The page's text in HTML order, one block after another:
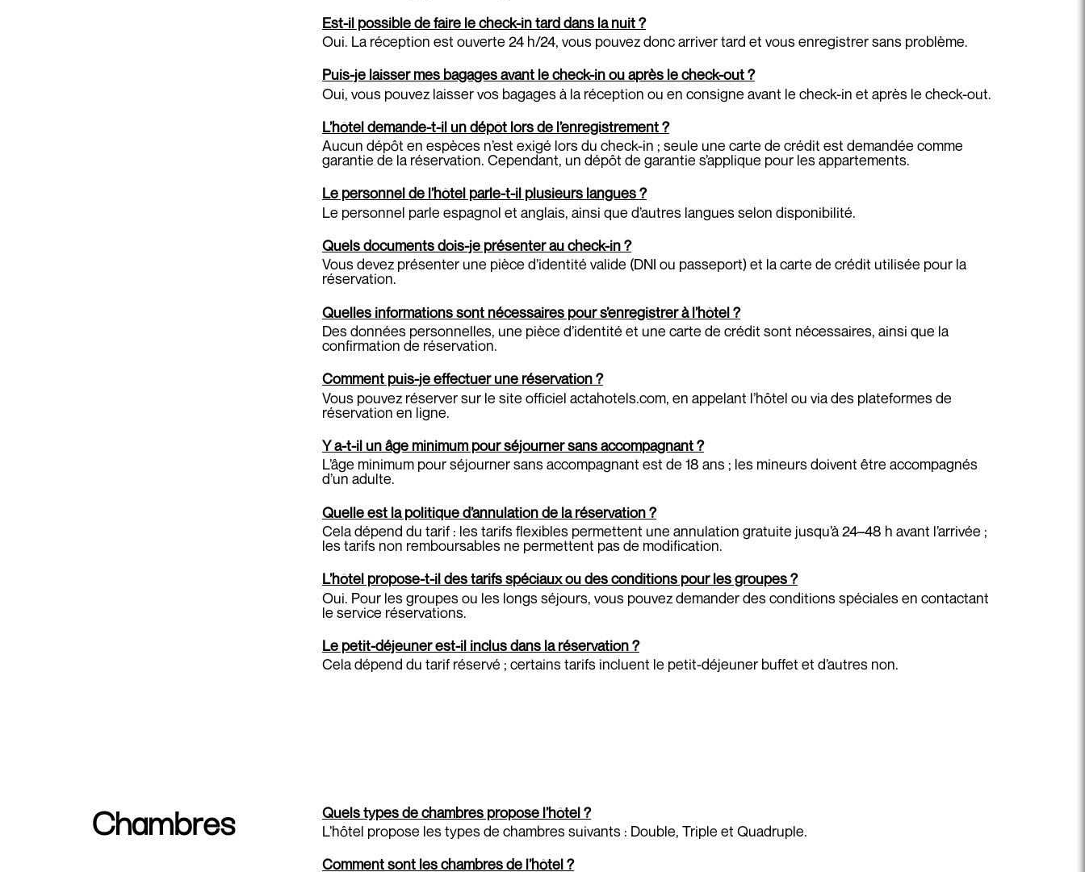
Est-il possible de faire le check-in tard dans la nuit ?
Oui. La réception est ouverte 24 h/24, vous pouvez donc arriver tard et vous enregistrer sans problème.
Puis-je laisser mes bagages avant le check-in ou après le check-out ?
Oui, vous pouvez laisser vos bagages à la réception ou en consigne avant le check-in et après le check-out.
L’hôtel demande-t-il un dépôt lors de l’enregistrement ?
Aucun dépôt en espèces n’est exigé lors du check-in ; seule une carte de crédit est demandée comme
garantie de la réservation. Cependant, un dépôt de garantie s’applique pour les appartements.
Le personnel de l’hôtel parle-t-il plusieurs langues ?
Le personnel parle espagnol et anglais, ainsi que d’autres langues selon disponibilité.
Quels documents dois-je présenter au check-in ?
Vous devez présenter une pièce d’identité valide (DNI ou passeport) et la carte de crédit utilisée pour la
réservation.
Quelles informations sont nécessaires pour s’enregistrer à l’hôtel ?
Des données personnelles, une pièce d’identité et une carte de crédit sont nécessaires, ainsi que la
confirmation de réservation.
Comment puis-je effectuer une réservation ?
Vous pouvez réserver sur le site officiel actahotels.com, en appelant l’hôtel ou via des plateformes de
réservation en ligne.
Y a-t-il un âge minimum pour séjourner sans accompagnant ?
L’âge minimum pour séjourner sans accompagnant est de 18 ans ; les mineurs doivent être accompagnés
d’un adulte.
Quelle est la politique d’annulation de la réservation ?
Cela dépend du tarif : les tarifs flexibles permettent une annulation gratuite jusqu’à 24–48 h avant l’arrivée ;
les tarifs non remboursables ne permettent pas de modification.
L’hôtel propose-t-il des tarifs spéciaux ou des conditions pour les groupes ?
Oui. Pour les groupes ou les longs séjours, vous pouvez demander des conditions spéciales en contactant
le service réservations.
Le petit-déjeuner est-il inclus dans la réservation ?
Cela dépend du tarif réservé ; certains tarifs incluent le petit-déjeuner buffet et d’autres non.
Chambres
Quels types de chambres propose l’hôtel ?
L’hôtel propose les types de chambres suivants : Double, Triple et Quadruple.
Comment sont les chambres de l’hôtel ?